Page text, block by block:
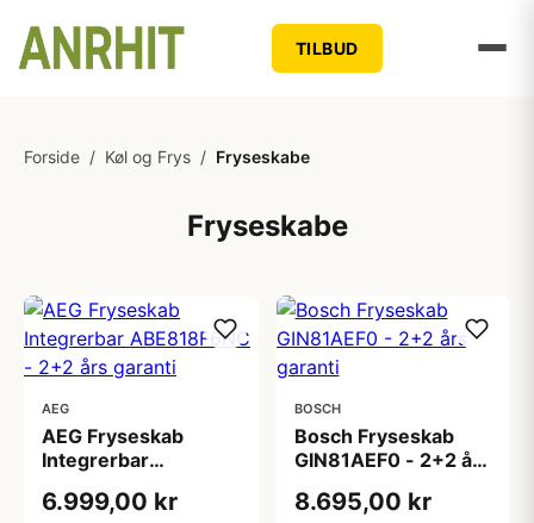
TILBUD
Forside / Køl og Frys / Fryseskabe
Fryseskabe
AEG
AEG Fryseskab
Integrerbar
års garanti
6.999,00 kr
BOSCH
Bosch Fryseskab
GIN81AEF0 - 2+2 års
8.695,00 kr